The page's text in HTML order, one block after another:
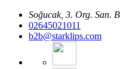
Soğucak, 3. Org. San.
02645021011
b2b@starklips.com